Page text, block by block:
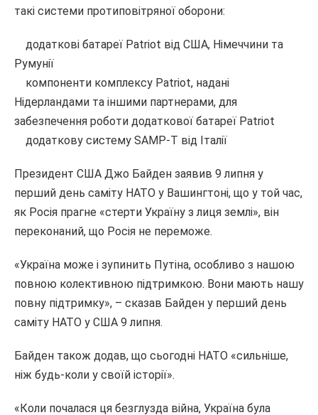
такі системи протиповітряної оборони:
додаткові батареї Patriot від США, Німеччини та
Румунії
компоненти комплексу Patriot, надані
Нідерландами та іншими партнерами, для
забезпечення роботи додаткової батареї Patriot
додаткову систему SAMP-T від Італії
Президент США Джо Байден заявив 9 липня у
перший день саміту НАТО у Вашингтоні, що у той час,
як Росія прагне «стерти Україну з лиця землі», він
переконаний, що Росія не переможе.
«Україна може і зупинить Путіна, особливо з нашою
повною колективною підтримкою. Вони мають нашу
повну підтримку», – сказав Байден у перший день
саміту НАТО у США 9 липня.
Байден також додав, що сьогодні НАТО «сильніше,
ніж будь-коли у своїй історії».
«Коли почалася ця безглузда війна, Україна була